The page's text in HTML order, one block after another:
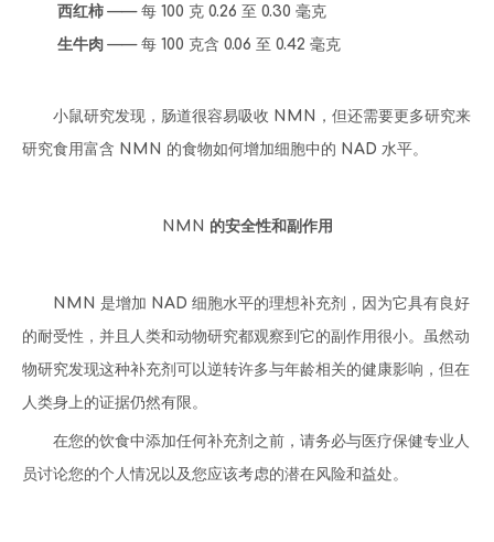
西红柿 —— 每 100 克 0.26 至 0.30 毫克
生牛肉 —— 每 100 克含 0.06 至 0.42 毫克
小鼠研究发现，肠道很容易吸收 NMN，但还需要更多研究来
研究食用富含 NMN 的食物如何增加细胞中的 NAD 水平。
NMN 的安全性和副作用
NMN 是增加 NAD 细胞水平的理想补充剂，因为它具有良好
的耐受性，并且人类和动物研究都观察到它的副作用很小。虽然动
物研究发现这种补充剂可以逆转许多与年龄相关的健康影响，但在
人类身上的证据仍然有限。
在您的饮食中添加任何补充剂之前，请务必与医疗保健专业人
员讨论您的个人情况以及您应该考虑的潜在风险和益处。